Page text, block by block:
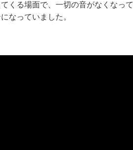
くる場面で、一切の音がなくなって
なっていました。